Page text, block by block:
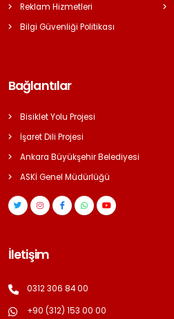
Reklam Hizmetleri
Bilgi Güvenliği Politikası
Bağlantılar
Bisiklet Yolu Projesi
İşaret Dili Projesi
Ankara Büyükşehir Belediyesi
ASKİ Genel Müdürlüğü
İletişim
0312 306 84 00
+90 (312) 153 00 00